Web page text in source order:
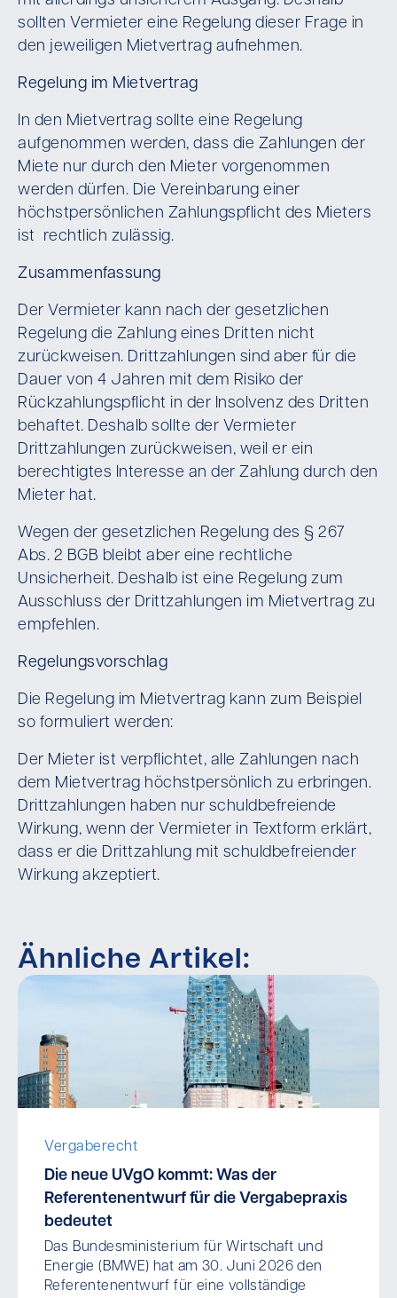
sollten Vermieter eine Regelung dieser Frage in
den jeweiligen Mietvertrag aufnehmen.
Regelung im Mietvertrag
In den Mietvertrag sollte eine Regelung
aufgenommen werden, dass die Zahlungen der
Miete nur durch den Mieter vorgenommen
werden dürfen. Die Vereinbarung einer
höchstpersönlichen Zahlungspflicht des Mieters
ist rechtlich zulässig.
Zusammenfassung
Der Vermieter kann nach der gesetzlichen
Regelung die Zahlung eines Dritten nicht
zurückweisen. Drittzahlungen sind aber für die
Dauer von 4 Jahren mit dem Risiko der
Rückzahlungspflicht in der Insolvenz des Dritten
behaftet. Deshalb sollte der Vermieter
Drittzahlungen zurückweisen, weil er ein
berechtigtes Interesse an der Zahlung durch den
Mieter hat.
Wegen der gesetzlichen Regelung des § 267
Abs. 2 BGB bleibt aber eine rechtliche
Unsicherheit. Deshalb ist eine Regelung zum
Ausschluss der Drittzahlungen im Mietvertrag zu
empfehlen.
Regelungsvorschlag
Die Regelung im Mietvertrag kann zum Beispiel
so formuliert werden:
Der Mieter ist verpflichtet, alle Zahlungen nach
dem Mietvertrag höchstpersönlich zu erbringen.
Drittzahlungen haben nur schuldbefreiende
Wirkung, wenn der Vermieter in Textform erklärt,
dass er die Drittzahlung mit schuldbefreiender
Wirkung akzeptiert.
Ähnliche Artikel:
Vergaberecht
Die neue UVgO kommt: Was der
Referentenentwurf für die Vergabepraxis
bedeutet
Das Bundesministerium für Wirtschaft und
Energie (BMWE) hat am 30. Juni 2026 den
Referentenentwurf für eine vollständige